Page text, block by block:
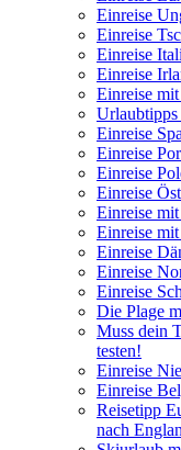
Einreise
Einreise
Einreise
Einreise
Einreise
Einreise
Einreise
Einreise
Einreise
Einreise
Einreise
Einreise
Einreise
Einreise
Die Plage
Muss dein
testen!
Einreise
Einreise
Reisetipp
nach